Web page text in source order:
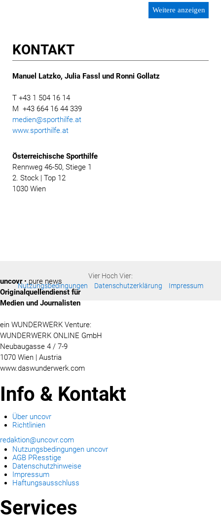
Weitere anzeigen
KONTAKT
Manuel Latzko, Julia Fassl und Ronni Gollatz
T +43 1 504 16 14
M +43 664 16 44 339
medien@sporthilfe.at
www.sporthilfe.at
Österreichische Sporthilfe
Rennweg 46-50, Stiege 1
2. Stock | Top 12
1030 Wien
Vier Hoch Vier:
Nutzungsbedingungen
Datenschutzerklärung Impressum
uncovr• pure news
Originalquellendienst für
Medien und Journalisten
ein WUNDERWERK Venture:
WUNDERWERK ONLINE GmbH
Neubaugasse 4 / 7-9
1070 Wien | Austria
www.daswunderwerk.com
Info & Kontakt
Über uncovr
Richtlinien
redaktion@uncovr.com
Nutzungsbedingungen uncovr
AGB PResstige
Datenschutzhinweise
Impressum
Haftungsausschluss
Services